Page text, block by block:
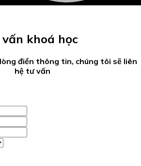
khoá học
điền thông tin, chúng tôi sẽ liên
hệ tư vấn